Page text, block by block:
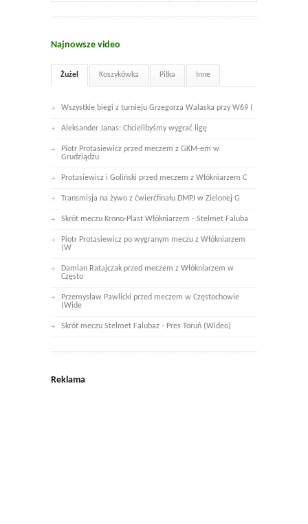
Najnowsze video
Żużel Koszykówka Piłka Inne
Wszystkie biegi z turnieju Grzegorza Walaska przy W69 (
Aleksander Janas: Chcielibyśmy wygrać ligę
Piotr Protasiewicz przed meczem z GKM-em w
Grudziądzu
Protasiewicz i Goliński przed meczem z Włókniarzem C
Transmisja na żywo z ćwierćfinału DMPJ w Zielonej G
Skrót meczu Krono-Plast Włókniarzem - Stelmet Faluba
Piotr Protasiewicz po wygranym meczu z Włókniarzem
(W
Damian Ratajczak przed meczem z Włókniarzem w
Często
Przemysław Pawlicki przed meczem w Częstochowie
(Wide
Skrót meczu Stelmet Falubaz - Pres Toruń (Wideo)
Reklama